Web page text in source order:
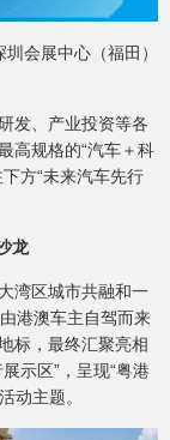
会展中心（福田）
发、产业投资等各
高规格的“汽车＋科
方“未来汽车先行
龙
湾区城市共融和一
港澳车主自驾而来
标，最终汇聚亮相
示区”，呈现“粤港
动主题。